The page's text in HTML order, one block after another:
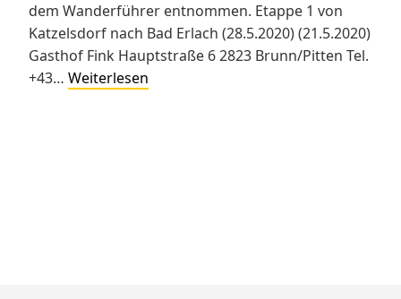
dem Wanderführer entnommen. Etappe 1 von
Katzelsdorf nach Bad Erlach (28.5.2020) (21.5.2020)
Gasthof Fink Hauptstraße 6 2823 Brunn/Pitten Tel.
+43… Weiterlesen